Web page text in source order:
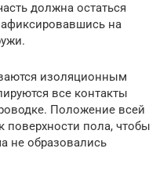
должна остаться
на
изоляционным
все контакты
Положение всей
поверхности пола, чтобы
не образовались